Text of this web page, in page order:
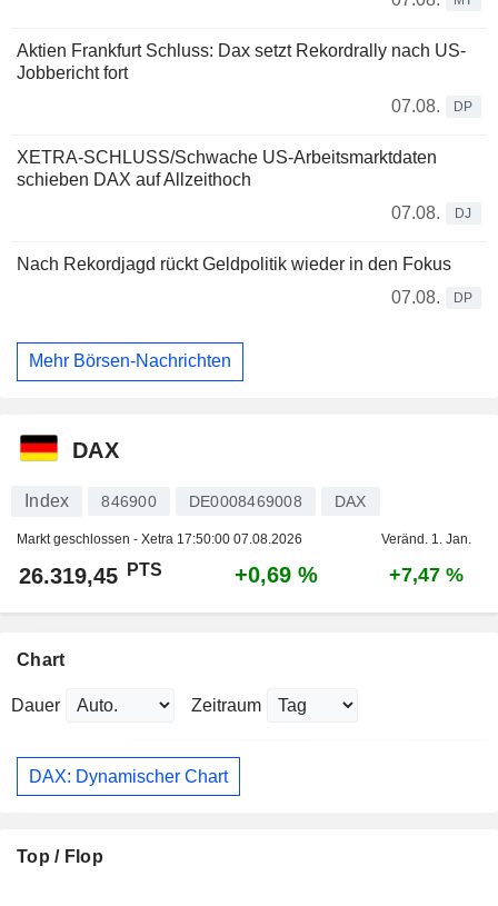
Aktien Frankfurt Schluss: Dax setzt Rekordrally nach US-
Jobbericht fort
07.08.
DP
XETRA-SCHLUSS/Schwache US-Arbeitsmarktdaten
schieben DAX auf Allzeithoch
07.08.
DJ
Nach Rekordjagd rückt Geldpolitik wieder in den Fokus
07.08.
DP
Mehr Börsen-Nachrichten
DAX
Index 846900 DE0008469008 DAX
Markt geschlossen - Xetra 17:50:00 07.08.2026 Veränd. 1. Jan.
26.319,45 PTS +0,69 % +7,47 %
Chart
Dauer Zeitraum
DAX: Dynamischer Chart
Top / Flop